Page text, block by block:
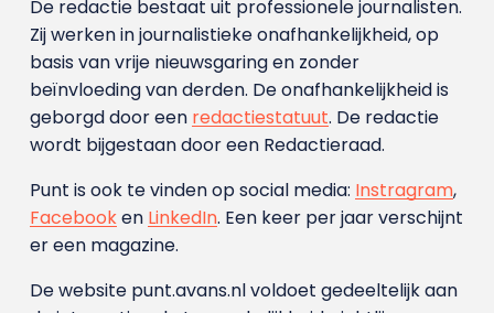
De redactie bestaat uit professionele journalisten.
Zij werken in journalistieke onafhankelijkheid, op
basis van vrije nieuwsgaring en zonder
beïnvloeding van derden. De onafhankelijkheid is
geborgd door een redactiestatuut. De redactie
wordt bijgestaan door een Redactieraad.
Punt is ook te vinden op social media: Instragram,
Facebooken LinkedIn. Een keer per jaar verschijnt
er een magazine.
De website punt.avans.nl voldoet gedeeltelijk aan